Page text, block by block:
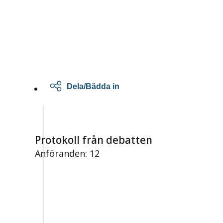
Dela/Bädda in
Protokoll från debatten
Anföranden: 12